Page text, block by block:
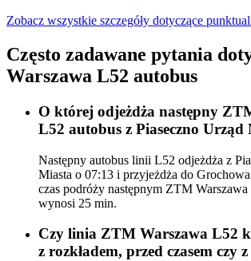
Zobacz wszystkie szczegóły dotyczące
Często zadawane pytania
Warszawa L52 autobus
O której odjeżdża następny
L52 autobus z Piaseczno Urząd
Następny autobus linii L52 odjeżdża z
Miasta o 07:13 i przyjeżdża do
czas podróży następnym ZTM
wynosi 25 min.
Czy linia ZTM Warszawa L52
z rozkładem, przed czasem czy